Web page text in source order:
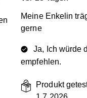
Meine Enkelin
gerne
Ja, Ich würde
empfehlen.
Produkt